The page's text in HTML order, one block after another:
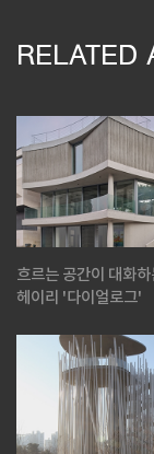
RELATED
흐르는 공간이 대화
헤이리 '다이얼로그'